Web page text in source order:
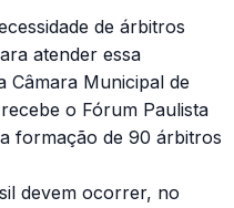
de árbitros
atender essa
Câmara Municipal de
o Fórum Paulista
formação de 90 árbitros
devem ocorrer, no